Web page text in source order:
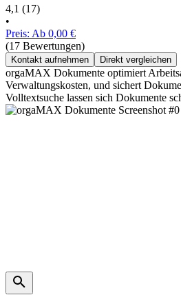
4,1 (17)
•
Preis: Ab 0,00 €
(17 Bewertungen)
Kontakt aufnehmen Direkt vergleichen
orgaMAX Dokumente optimiert
Verwaltungskosten, und sichert
Volltextsuche lassen sich Dokumente